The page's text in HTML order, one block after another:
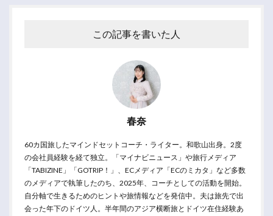
この記事を書いた人
春奈
60カ国旅したマインドセットコーチ・ライター。和歌山出身。2度
の会社員経験を経て独立。「マイナビニュース」や旅行メディア
「TABIZINE」「GOTRIP！」、ECメディア「ECのミカタ」など多数
のメディアで執筆したのち、2025年、コーチとしての活動を開始。
自分軸で生きるためのヒントや旅情報などを発信中。夫は旅先で出
会った年下のドイツ人。半年間のアジア横断旅とドイツ在住経験あ